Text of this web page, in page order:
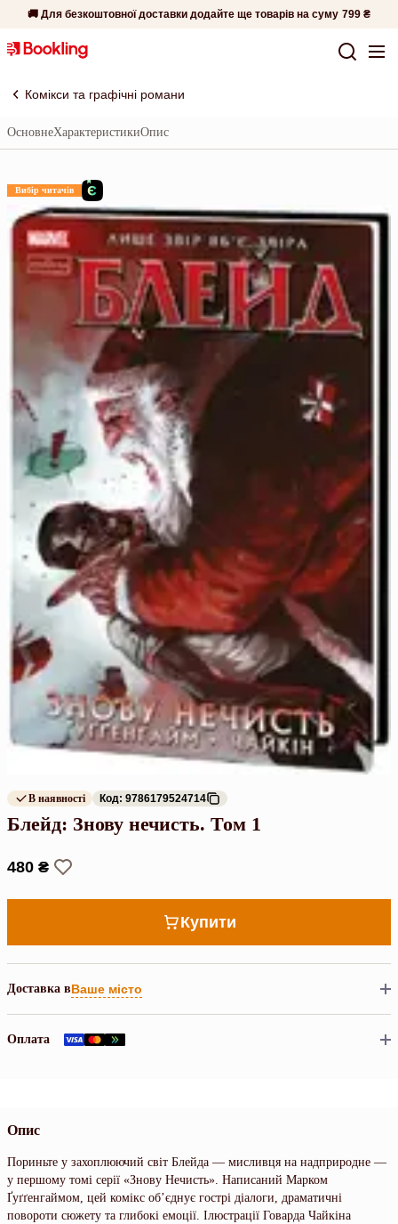
🚚 Для безкоштовної доставки додайте ще товарів на суму 799 ₴
Комікси та графічні романи
ОсновнеХарактеристикиОпис
Вибір читачів
В наявності Код: 9786179524714
Блейд: Знову нечисть. Том 1
480 ₴
Купити
Доставка вВаше місто
Оплата
Опис
Пориньте у захоплюючий світ Блейда — мисливця на надприродне —
у першому томі серії «Знову Нечисть». Написаний Марком
Ґуґґенгаймом, цей комікс об’єднує гострі діалоги, драматичні
повороти сюжету та глибокі емоції. Ілюстрації Говарда Чайкіна